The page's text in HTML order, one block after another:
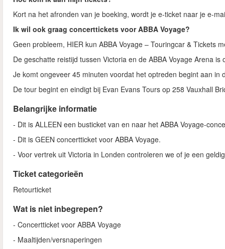
Kort na het afronden van je boeking, wordt je e-ticket naar je e-
Ik wil ook graag concerttickets voor ABBA Voyage?
Geen probleem, HIER kun ABBA Voyage – Touringcar & Tickets
De geschatte reistijd tussen Victoria en de ABBA Voyage Arena
Je komt ongeveer 45 minuten voordat het optreden begint aan in
De tour begint en eindigt bij Evan Evans Tours op 258 Vauxhall
Belangrijke informatie
- Dit is ALLEEN een busticket van en naar het ABBA Voyage-
- Dit is GEEN concertticket voor ABBA Voyage.
- Voor vertrek uit Victoria in Londen controleren we of je een
Ticket categorieën
Retourticket
Wat is niet inbegrepen?
- Concertticket voor ABBA Voyage
- Maaltijden/versnaperingen